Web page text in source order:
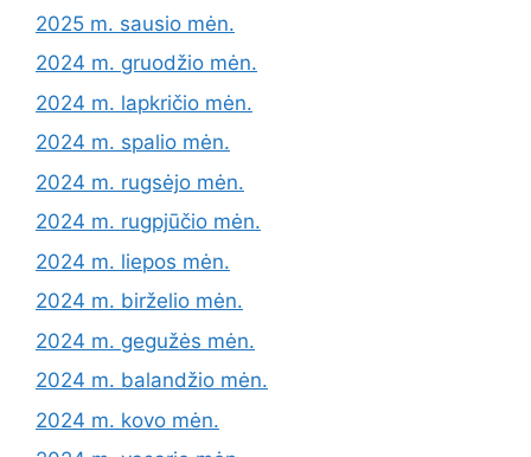
2025 m. sausio mėn.
2024 m. gruodžio mėn.
2024 m. lapkričio mėn.
2024 m. spalio mėn.
2024 m. rugsėjo mėn.
2024 m. rugpjūčio mėn.
2024 m. liepos mėn.
2024 m. birželio mėn.
2024 m. gegužės mėn.
2024 m. balandžio mėn.
2024 m. kovo mėn.